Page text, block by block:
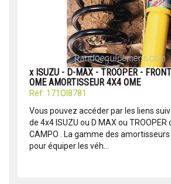
x ISUZU - D-MAX - TROOPER -
OME AMORTISSEUR 4X4 OME
Réf: 171OI8781
Vous pouvez accéder par les liens
de 4x4 ISUZU ou D MAX ou TROOPER
CAMPO . La gamme des amortisseurs
pour équiper les véh...